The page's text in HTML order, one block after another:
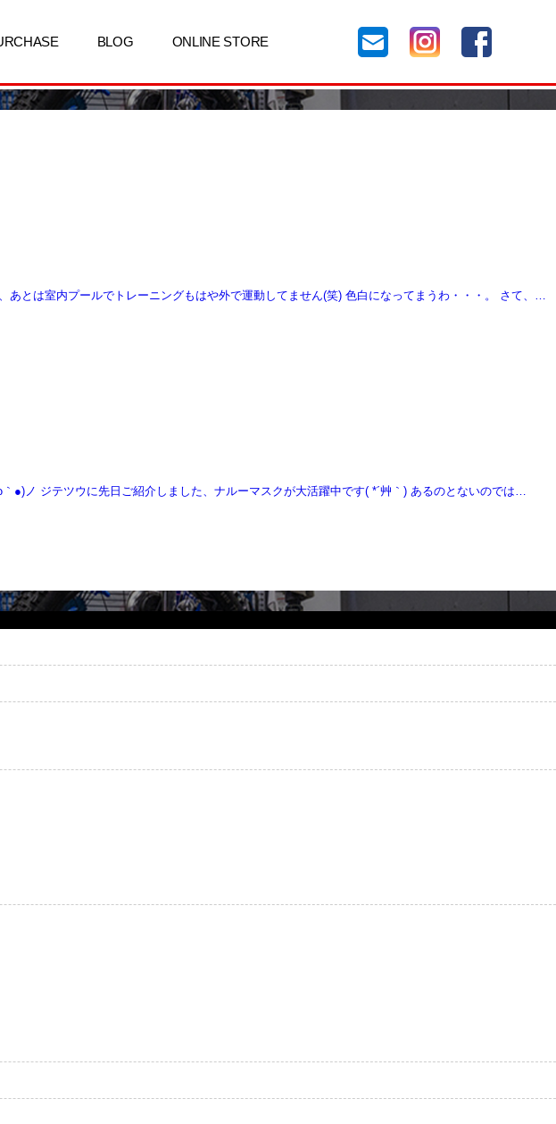
BLOG ONLINE STORE
とは室内プールでトレーニングもはや外で運動してません(笑) 色白になってまうわ・・・。 さて、…
●)ノ ジテツウに先日ご紹介しました、ナルーマスクが大活躍中です( *´艸｀) あるのとないのでは…